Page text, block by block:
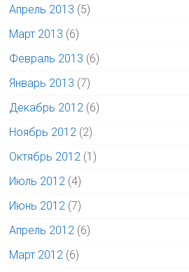
Апрель 2013 (5)
Март 2013 (6)
Февраль 2013 (6)
Январь 2013 (7)
Декабрь 2012 (6)
Ноябрь 2012 (2)
Октябрь 2012 (1)
Июль 2012 (4)
Июнь 2012 (7)
Апрель 2012 (6)
Март 2012 (6)